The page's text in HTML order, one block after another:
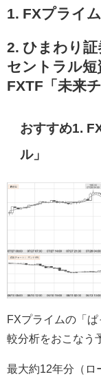
1. FXプライ
2. ひまわり
セントラル短
FXTF「未来
おすすめ1.
ル」
FXプライムの「
較分析をおこなう
最大約12年分（ロ